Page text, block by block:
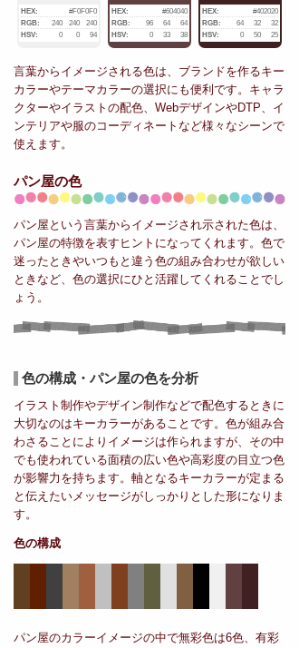
HEX:
#F0F0F0
RGB:
240 240
240
HSV:
0 0 94
HEX:
#604040
RGB:
96 64
64
HSV:
0 33 38
HEX:
#402020
RGB:
64 32
32
HSV:
0 50 25
言葉からイメージされる色は、ブランドを作るキー
カラーやテーマカラーの選択にも便利です。キャラ
クターやイラストの配色、WebデザインやDTP、イ
ンテリアや服のコーディネートなど様々なシーンで
使えます。
パン屋の色
パン屋という言葉からイメージされ示された色は、
パン屋の特徴を表すヒントになってくれます。色で
迷ったときやいつもと違う色の組み合わせが欲しい
ときなど、色の選択にひと活躍してくれることでし
ょう。
色の構成・パン屋の色を分析
イラスト制作やデザイン制作などで配色するときに
大切なのはキーカラーがあることです。色が組み合
わさることによりイメージは作られますが、その中
でも使われている面積の広い色や高彩度の目立つ色
が影響力を持ちます。軸となるキーカラーが定まる
と伝えたいメッセージがしっかりとした形になりま
す。
色の構成
パン屋のカラーイメージの中で無彩色は6色、有彩